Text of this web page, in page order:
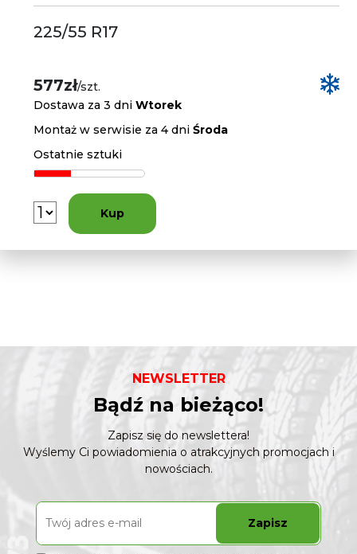
225/55 R17
577zł/szt.
Dostawa za 3 dniWtorek
Montaż w serwisie za 4 dniŚroda
Ostatnie sztuki
Kup
NEWSLETTER
Bądź na bieżąco!
Zapisz się do newslettera!
Wyślemy Ci powiadomienia o atrakcyjnych promocjach i
nowościach.
Zapisz